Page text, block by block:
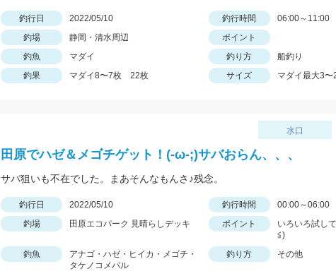
釣行日 2022/05/10 釣行時間
06:00～11:00
釣場
静岡・清水周辺
ポイント
釣魚
マダイ 釣り方
船釣り
釣果
マダイ8〜7枚 22枚 サイズ マダイ最大3〜
水口
田原でハゼ＆メゴチゲット！(-ω-;)サバおらん、、、
サバ狙いも不在でした。まあそんなもんさ♪残念。
釣行日 2022/05/10 釣行時間
00:00～06:00
釣場
田原エコパーク 見晴らしデッキ ポイント
いろいろ試し
≦)
釣魚
アナゴ・ハゼ・ヒイカ・メゴチ・
タケノコメバル
釣り方 その他